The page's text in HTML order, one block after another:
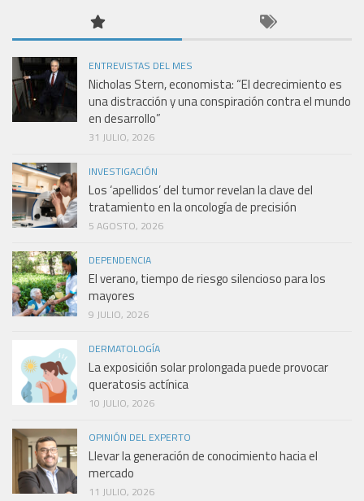
ENTREVISTAS DEL MES
Nicholas Stern, economista: “El decrecimiento es
una distracción y una conspiración contra el mundo
en desarrollo”
31 JULIO, 2026
INVESTIGACIÓN
Los ‘apellidos’ del tumor revelan la clave del
tratamiento en la oncología de precisión
5 AGOSTO, 2026
DEPENDENCIA
El verano, tiempo de riesgo silencioso para los
mayores
9 JULIO, 2026
DERMATOLOGÍA
La exposición solar prolongada puede provocar
queratosis actínica
10 JULIO, 2026
OPINIÓN DEL EXPERTO
Llevar la generación de conocimiento hacia el
mercado
11 JULIO, 2026